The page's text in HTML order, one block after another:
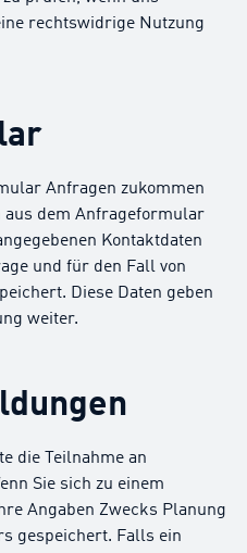
rechtswidrige Nutzung
Anfragen zukommen
aus dem Anfrageformular
Kontaktdaten
und für den Fall von
Diese Daten geben
weiter.
die Teilnahme an
Sie sich zu einem
Angaben Zwecks Planung
gespeichert. Falls ein